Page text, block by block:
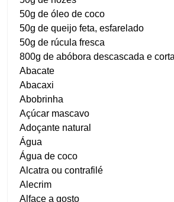
50g de óleo de coco
50g de queijo feta, esfarelado
50g de rúcula fresca
800g de abóbora descascada e
Abacate
Abacaxi
Abobrinha
Açúcar mascavo
Adoçante natural
Água
Água de coco
Alcatra ou contrafilé
Alecrim
Alface a gosto